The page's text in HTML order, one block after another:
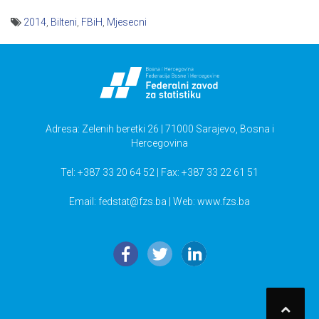
2014 Bilteni FBiH Mjesecni
Adresa: Zelenih beretki 26 | 71000 Sarajevo, Bosna i
Hercegovina
Tel: +387 33 20 64 52 | Fax: +387 33 22 61 51
Email: fedstat@fzs.ba | Web: www.fzs.ba